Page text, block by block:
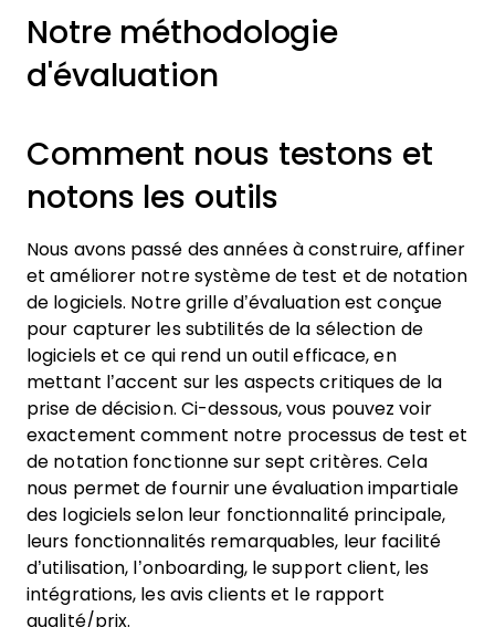
Notre méthodologie
d'évaluation
Comment nous testons et
notons les outils
Nous avons passé des années à construire, affiner
et améliorer notre système de test et de notation
de logiciels. Notre grille d’évaluation est conçue
pour capturer les subtilités de la sélection de
logiciels et ce qui rend un outil efficace, en
mettant l’accent sur les aspects critiques de la
prise de décision. Ci-dessous, vous pouvez voir
exactement comment notre processus de test et
de notation fonctionne sur sept critères. Cela
nous permet de fournir une évaluation impartiale
des logiciels selon leur fonctionnalité principale,
leurs fonctionnalités remarquables, leur facilité
d’utilisation, l’onboarding, le support client, les
intégrations, les avis clients et le rapport
qualité/prix.